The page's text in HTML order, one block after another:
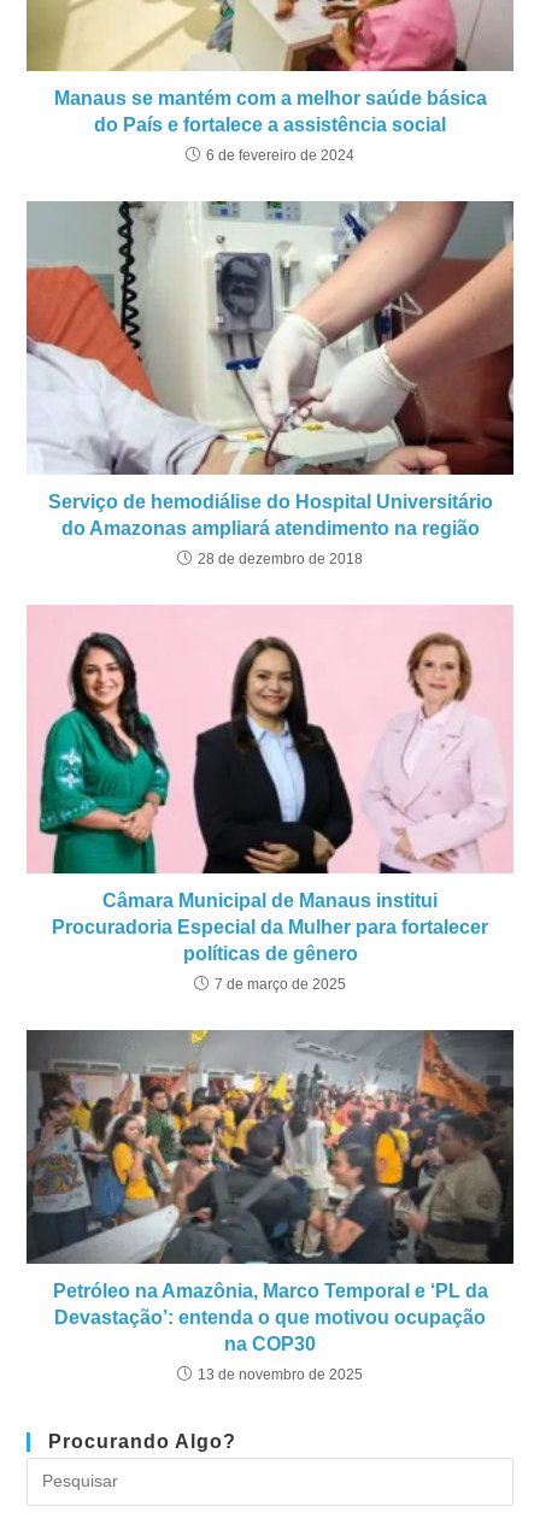
Manaus se mantém com a melhor saúde básica
do País e fortalece a assistência social
6 de fevereiro de 2024
Serviço de hemodiálise do Hospital Universitário
do Amazonas ampliará atendimento na região
28 de dezembro de 2018
Câmara Municipal de Manaus institui
Procuradoria Especial da Mulher para fortalecer
políticas de gênero
7 de março de 2025
Petróleo na Amazônia, Marco Temporal e ‘PL da
Devastação’: entenda o que motivou ocupação
na COP30
13 de novembro de 2025
Procurando Algo?